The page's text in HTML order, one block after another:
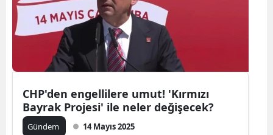
CHP'den engellilere umut! 'Kırmızı
Bayrak Projesi' ile neler değişecek?
Gündem 14 Mayıs 2025